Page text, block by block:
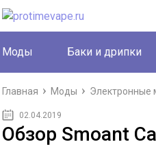
Моды Баки и дрипки
Главная Моды Электронные
02.04.2019
Обзор Smoant